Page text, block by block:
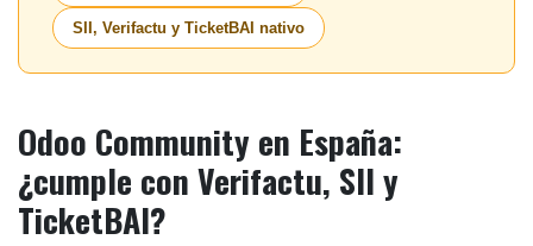
SII, Verifactu y TicketBAI nativo
Odoo Community en España:
¿cumple con Verifactu, SII y
TicketBAI?